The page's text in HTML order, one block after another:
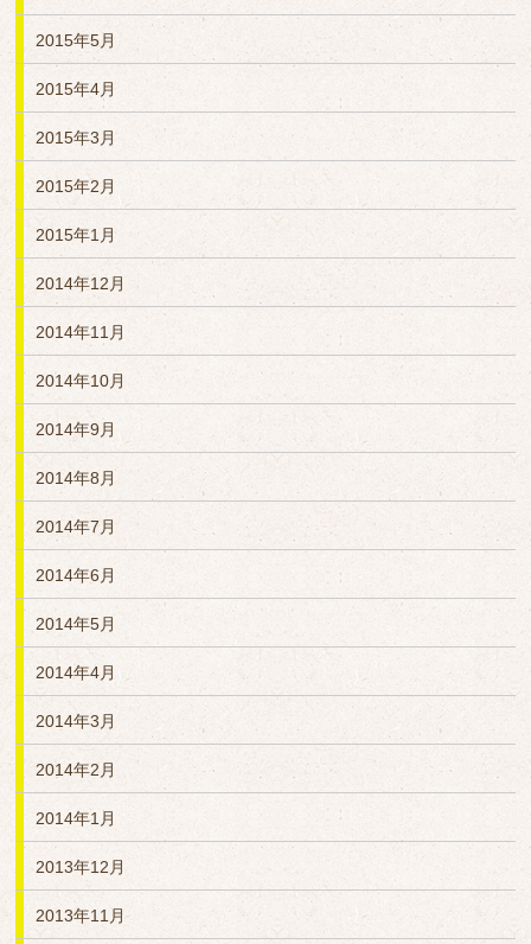
2015年5月
2015年4月
2015年3月
2015年2月
2015年1月
2014年12月
2014年11月
2014年10月
2014年9月
2014年8月
2014年7月
2014年6月
2014年5月
2014年4月
2014年3月
2014年2月
2014年1月
2013年12月
2013年11月